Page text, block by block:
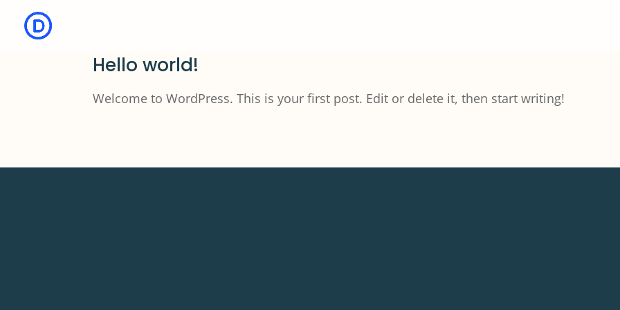
Hello world!
Welcome to WordPress. This is your first post. Edit or delete it, then start writing!